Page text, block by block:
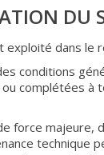
DU
dans le
conditions
complétées
force
technique